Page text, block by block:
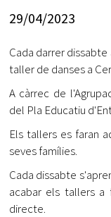
jove 2026
Barris per
l'entorn
El FIT
l'eclipsi
29/04/2023
Cada darrer
taller de danses a
A càrrec de
del Pla Educatiu
Els tallers es faran
seves famílies.
Cada dissabte
acabar els tallers a
directe.